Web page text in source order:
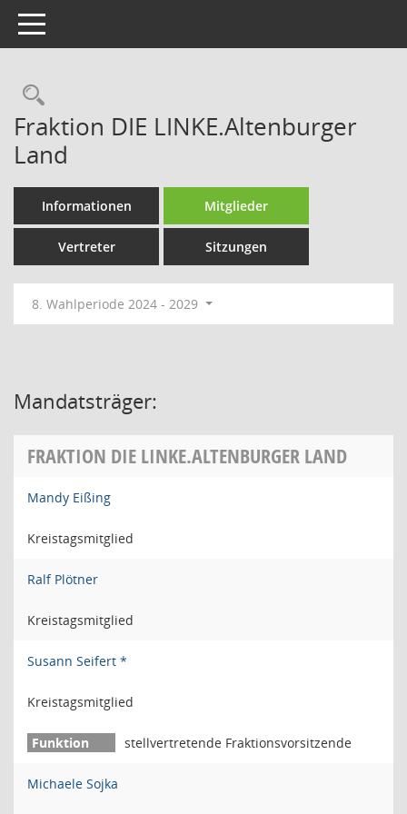
Toggle navigation
Rechercheauswahl
Fraktion DIE LINKE.Altenburger
Land
Informationen Mitglieder
Vertreter Sitzungen
8. Wahlperiode 2024 - 2029
Mandatsträger:
FRAKTION DIE LINKE.ALTENBURGER LAND
Mandy Eißing
Kreistagsmitglied
Ralf Plötner
Kreistagsmitglied
Susann Seifert *
Kreistagsmitglied
stellvertretende Fraktionsvorsitzende
Michaele Sojka